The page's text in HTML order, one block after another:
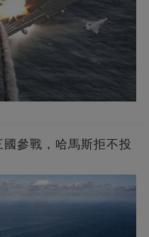
參戰，哈馬斯拒不投